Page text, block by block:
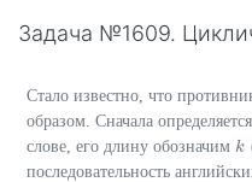
Задача №1609.
Стало известно, что
образом. Сначала
слове, его длину обозначим k
k
последовательность